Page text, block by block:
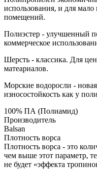
использования, и для
помещений.
Полиэстер - улучшенный
коммерческое
Шерсть - классика. Для
матеариалов.
Морские водоросли -
износостойкость как у
100% ПА (Полиамид)
Производитель
Balsan
Плотность ворса
Плотность ворса - это
чем выше этот параметр,
не будет «эффекта